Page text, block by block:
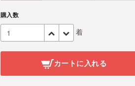
購入数
着
カートに入れる